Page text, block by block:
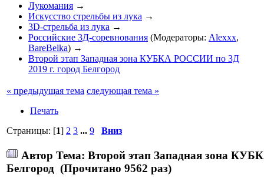
Лукомания →
Искусство стрельбы из лука →
3D-стрельба из лука →
Российские 3Д-соревнования (Модераторы: Alexxx,
BareBelka) →
Второй этап Западная зона КУБКА РОССИИ по 3Д
2019 г. город Белгород
« предыдущая тема следующая тема »
Печать
Страницы: [1] 2 3 ... 9 Вниз
Автор Тема: Второй этап Западная зона
Белгород (Прочитано 9562 раз)